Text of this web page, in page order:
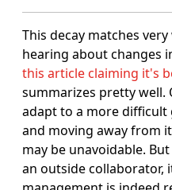
This decay matches
hearing about changes
this article claiming it's
summarizes pretty well.
adapt to a more
and moving away from
may be unavoidable.
an outside collaborator,